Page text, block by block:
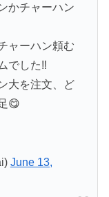
かチャーハン
ャーハン頼む
でした‼️
大を注文、ど
😋
June 13,